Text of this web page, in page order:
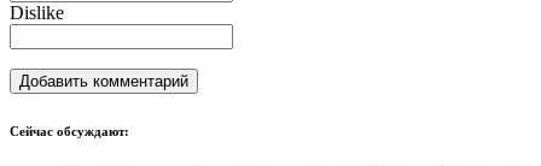
Dislike
Сейчас обсуждают: